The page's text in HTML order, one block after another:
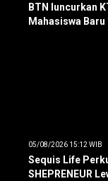
BTN luncurkan
Mahasiswa
05/08/2026 15:12 WIB
Sequis Life
SHEPRENEUR